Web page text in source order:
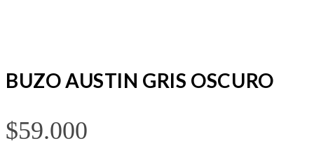
BUZO AUSTIN GRIS OSCURO
$59.000